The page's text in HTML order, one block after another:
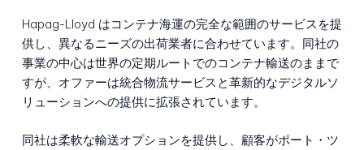
Hapag-Lloyd はコンテナ海運の完全な範囲のサービスを提
供し、異なるニーズの出荷業者に合わせています。同社の
事業の中心は世界の定期ルートでのコンテナ輸送のままで
すが、オファーは統合物流サービスと革新的なデジタルソ
リューションへの提供に拡張されています。
同社は柔軟な輸送オプションを提供し、顧客がポート・ツ